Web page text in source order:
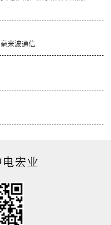
毫米波通信